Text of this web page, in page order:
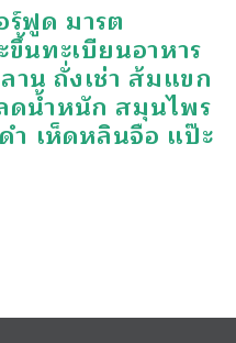
ร์ฟูด มารต
นทะเบียนอาหาร
าน ถั่งเช่า ส้มแขก
ดน้ำหนัก สมุนไพร
ำ เห็ดหลินจือ แป๊ะ